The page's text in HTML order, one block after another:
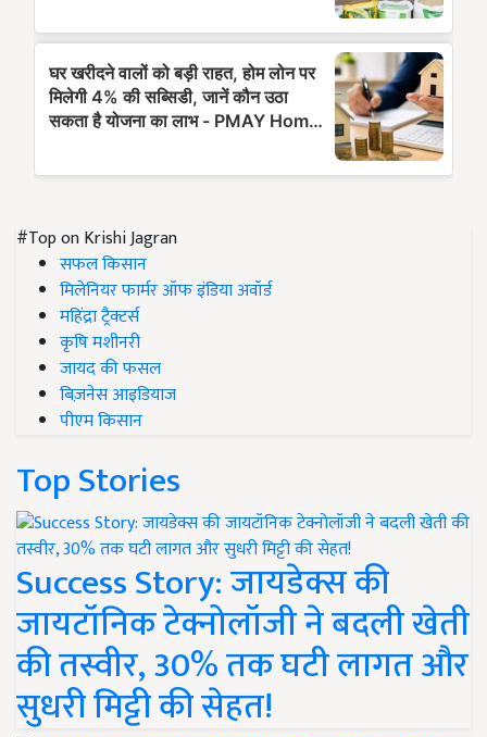
#Top on Krishi Jagran
सफल किसान
मिलेनियर फार्मर ऑफ इंडिया अवॉर्ड
महिंद्रा ट्रैक्टर्स
कृषि मशीनरी
जायद की फसल
बिज़नेस आइडियाज
पीएम किसान
Top Stories
Success Story: जायडेक्स की
जायटॉनिक टेक्नोलॉजी ने बदली खेती
की तस्वीर, 30% तक घटी लागत और
सुधरी मिट्टी की सेहत!